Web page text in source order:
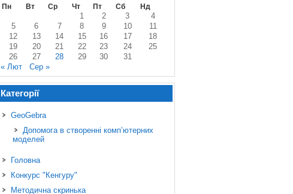
Пн
Вт Ср Чт Пт Сб Нд
1 2 3
4
5
6 7 8 9 10
11
12
13 14 15 16 17
18
19
20 21 22 23 24
25
26
27 28 29 30
31
« Лют
Сер »
Категорії
GeoGebra
Допомога в створенні комп’ютерних
моделей
Головна
Конкурс "Кенгуру"
Методична скринька